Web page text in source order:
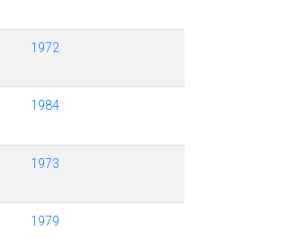
1972
1984
1973
1979